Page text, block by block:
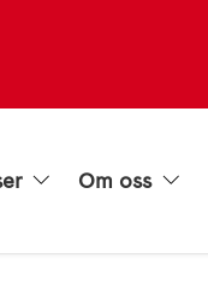
Om oss